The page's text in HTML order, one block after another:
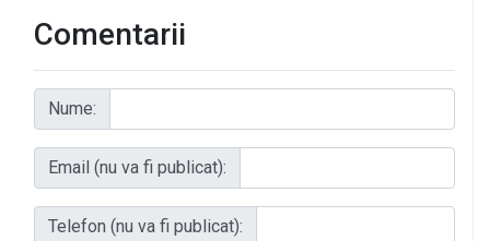
Comentarii
Nume:
Email (nu va fi publicat):
Telefon (nu va fi publicat):